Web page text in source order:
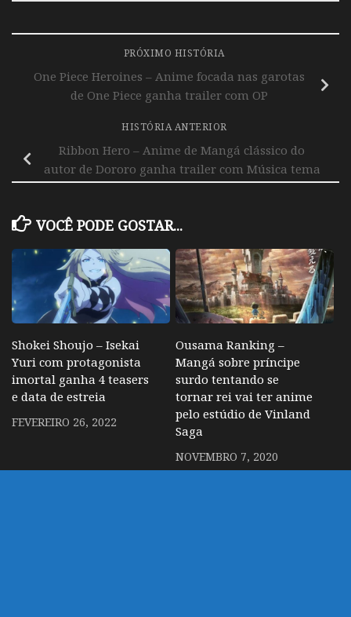
PRÓXIMO HISTÓRIA
One Piece Heroines – Anime focada nas garotas
de One Piece ganha trailer com OP
HISTÓRIA ANTERIOR
Ribbon Hero – Anime de Mangá clássico do
autor de Dororo ganha trailer com Música tema
VOCÊ PODE GOSTAR...
Shokei Shoujo – Isekai
Yuri com protagonista
imortal ganha 4 teasers
e data de estreia
FEVEREIRO 26, 2022
Ousama Ranking –
Mangá sobre príncipe
surdo tentando se
tornar rei vai ter anime
pelo estúdio de Vinland
Saga
NOVEMBRO 7, 2020